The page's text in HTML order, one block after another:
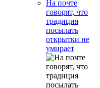
На почте
говорят, что
традиция
посылать
открытки не
умирает